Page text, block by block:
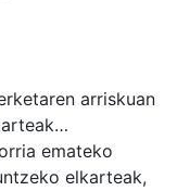
arriskuan
emateko
elkarteak,